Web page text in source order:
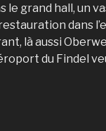
grand hall, un
dans
là aussi
du Findel